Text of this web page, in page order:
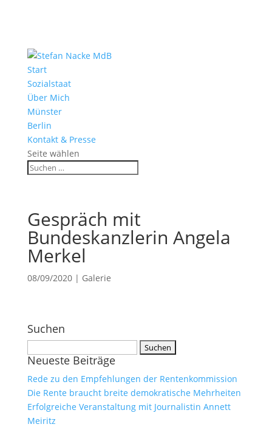
Start
Sozialstaat
Über Mich
Münster
Berlin
Kontakt & Presse
Seite wählen
Gespräch mit
Bundeskanzlerin Angela
Merkel
08/09/2020| Galerie
Suchen
nach:
Neueste Beiträge
Rede zu den Empfehlungen der Rentenkommission
Die Rente braucht breite demokratische Mehrheiten
Erfolgreiche Veranstaltung mit Journalistin Annett
Meiritz